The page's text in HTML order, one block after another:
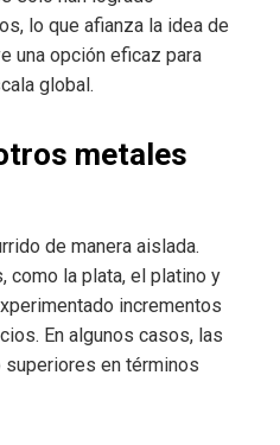
lo que afianza la idea de
una opción eficaz para
global.
metales
de manera aislada.
como la plata, el platino y
incrementos
En algunos casos, las
en términos